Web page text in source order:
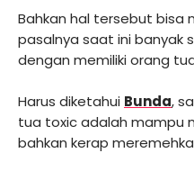
Bahkan hal tersebut bisa
pasalnya saat ini banyak
dengan memiliki orang
Harus diketahui Bunda,
tua toxic adalah mampu
bahkan kerap